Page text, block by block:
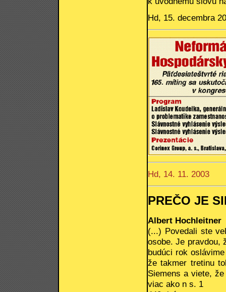
Hd, 15. decembra
Hd, 14. 11. 2003
PREČO JE
Albert Hochleitner
(...) Povedali ste
osobe. Je pravdou,
budúci rok
že takmer tretinu
Siemens a viete,
viac ako n s. 1